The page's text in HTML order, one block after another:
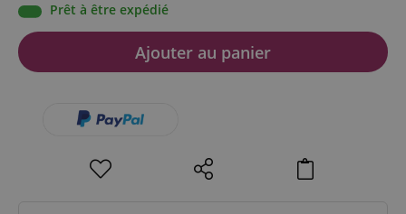
Prêt à être expédié
Ajouter au panier